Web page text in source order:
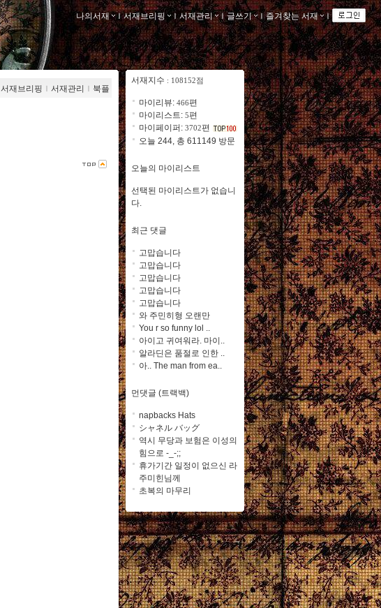
나의서재 ｌ서재브리핑 ｌ서재관리 ｌ글쓰기 ｌ즐겨찾는 서재 ｌ
서재브리핑 ｌ 서재관리 ｌ 북플
서재지수 : 108152점
마이리뷰: 466편
마이리스트: 5편
마이페이퍼: 3702편
오늘 244, 총 611149 방문
오늘의 마이리스트
선택된 마이리스트가 없습니
다.
최근 댓글
고맙습니다
고맙습니다
고맙습니다
고맙습니다
고맙습니다
와 주민히형 오랜만
You r so funny lol ..
아이고 귀여워라. 마이..
알라딘은 품절로 인한 ..
아.. The man from ea..
먼댓글 (트랙백)
napbacks Hats
シャネル バッグ
역시 무당과 보험은 이성의
힘으로 -_-;;
휴가기간 일정이 없으신 라
주미힌님께
초복의 마무리